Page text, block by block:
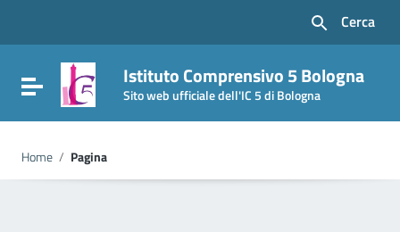
Vai al footer
Cerca
Attiva / disattiva la navigazione
Istituto Comprensivo 5 Bologna
Sito web ufficiale dell'IC 5 di Bologna
Home / Pagina